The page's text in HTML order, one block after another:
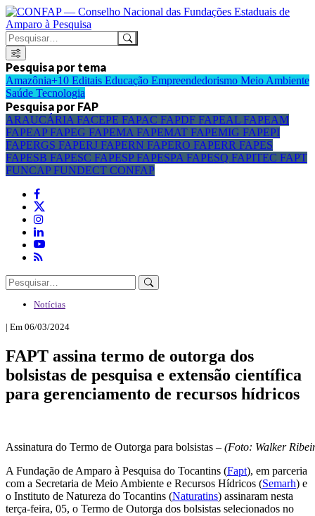
Pesquisa por tema
Amazônia+10 Editais Educação Empreendedorismo Meio Ambiente
Saúde Tecnologia
Pesquisa por FAP
ARAUCÁRIA FACEPE FAPAC FAPDF FAPEAL FAPEAM
FAPEAPFAPEG FAPEMA FAPEMAT FAPEMIG FAPEPI
FAPERGS FAPERJ FAPERN FAPERO FAPERR FAPES
FAPESB FAPESC FAPESPFAPESPA FAPESQ FAPITEC FAPT
FUNCAPFUNDECT CONFAP
Notícias
| Em 06/03/2024
FAPT assina termo de outorga dos
bolsistas de pesquisa e extensão científica
para gerenciamento de recursos hídricos
Assinatura do Termo de Outorga para bolsistas – (Foto: Walker
A Fundação de Amparo à Pesquisa do Tocantins (Fapt), em parceria
com a Secretaria de Meio Ambiente e Recursos Hídricos (Semarh) e
o Instituto de Natureza do Tocantins (Naturatins) assinaram nesta
terça-feira, 05, o Termo de Outorga dos bolsistas selecionados no